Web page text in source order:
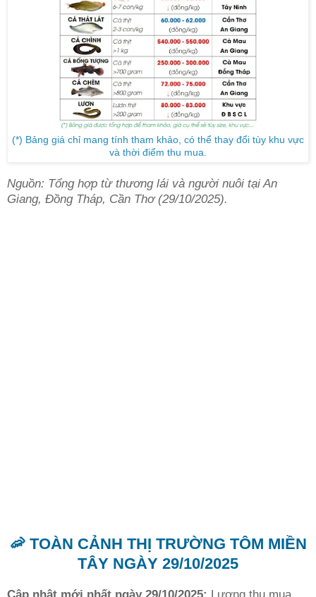
(*) Bảng giá chỉ mang tính tham khảo, có thể thay đổi tùy khu vực
và thời điểm thu mua.
Nguồn: Tổng hợp từ thương lái và người nuôi tại An
Giang, Đồng Tháp, Cần Thơ (29/10/2025).
🦐 TOÀN CẢNH THỊ TRƯỜNG TÔM MIỀN
TÂY NGÀY 29/10/2025
Cập nhật mới nhất ngày 29/10/2025: Lượng thu mua